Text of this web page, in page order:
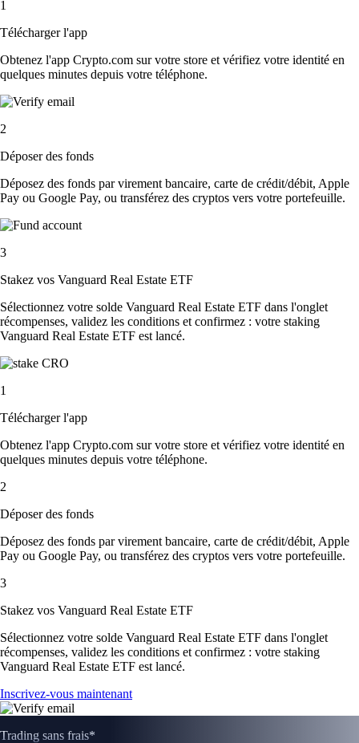
1
Télécharger l'app
Obtenez l'app Crypto.com sur votre store et vérifiez votre identité en
quelques minutes depuis votre téléphone.
2
Déposer des fonds
Déposez des fonds par virement bancaire, carte de crédit/débit, Apple
Pay ou Google Pay, ou transférez des cryptos vers votre portefeuille.
3
Stakez vos Vanguard Real Estate ETF
Sélectionnez votre solde Vanguard Real Estate ETF dans l'onglet
récompenses, validez les conditions et confirmez : votre staking
Vanguard Real Estate ETF est lancé.
1
Télécharger l'app
Obtenez l'app Crypto.com sur votre store et vérifiez votre identité en
quelques minutes depuis votre téléphone.
2
Déposer des fonds
Déposez des fonds par virement bancaire, carte de crédit/débit, Apple
Pay ou Google Pay, ou transférez des cryptos vers votre portefeuille.
3
Stakez vos Vanguard Real Estate ETF
Sélectionnez votre solde Vanguard Real Estate ETF dans l'onglet
récompenses, validez les conditions et confirmez : votre staking
Vanguard Real Estate ETF est lancé.
Inscrivez-vous maintenant
Trading sans frais*